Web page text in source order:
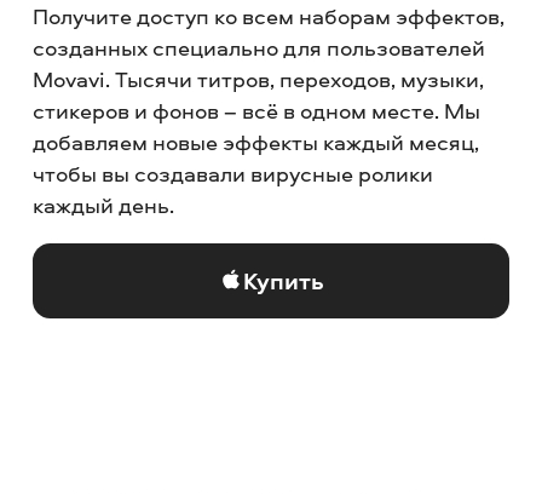
Получите доступ ко всем наборам эффектов,
созданных специально для пользователей
Movavi. Тысячи титров, переходов, музыки,
стикеров и фонов – всё в одном месте. Мы
добавляем новые эффекты каждый месяц,
чтобы вы создавали вирусные ролики
каждый день.
Купить